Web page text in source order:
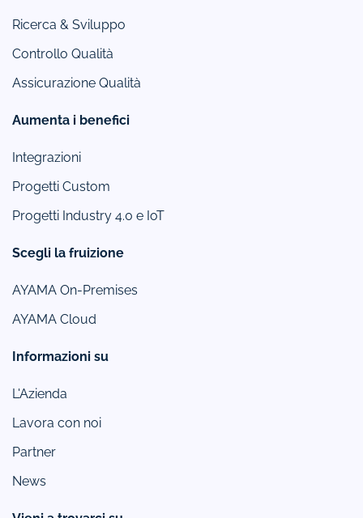
Ricerca & Sviluppo
Controllo Qualità
Assicurazione Qualità
Aumenta i benefici
Integrazioni
Progetti Custom
Progetti Industry 4.0 e IoT
Scegli la fruizione
AYAMA On-Premises
AYAMA Cloud
Informazioni su
L'Azienda
Lavora con noi
Partner
News